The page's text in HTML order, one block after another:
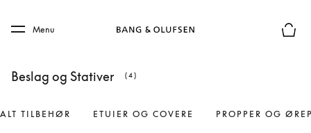
Skip to main footer
Menu
Beslag og Stativer (4)
ALT TILBEHØR ETUIER OG COVERE PROPPER OG